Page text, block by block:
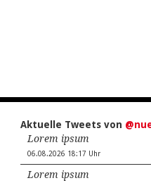
Aktuelle Tweets von
Lorem ipsum
06.08.2026 18:17 Uhr
Lorem ipsum